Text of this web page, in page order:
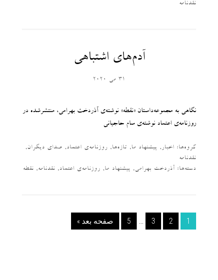
نقدنامه
آدم‌های اشتباهی
31 می 2020
نگاهی به مجموعه‌داستان «نقطه» نوشته‌‌ی آذردخت بهرامی، منتشرشده در
روزنامه‌ی اعتماد نوشته‌‌ی سام حاجیانی
گروه‌ها: اخبار, پیشنهاد ما, تازه‌ها, روزنامه‌ی اعتماد, صدای دیگران,
نقدنامه
دسته‌‌ها: آذردخت بهرامی, پیشنهاد ما, روزنامه‌ی اعتماد, نقدنامه, نقطه
1
2
3
…
5 صفحه بعد »